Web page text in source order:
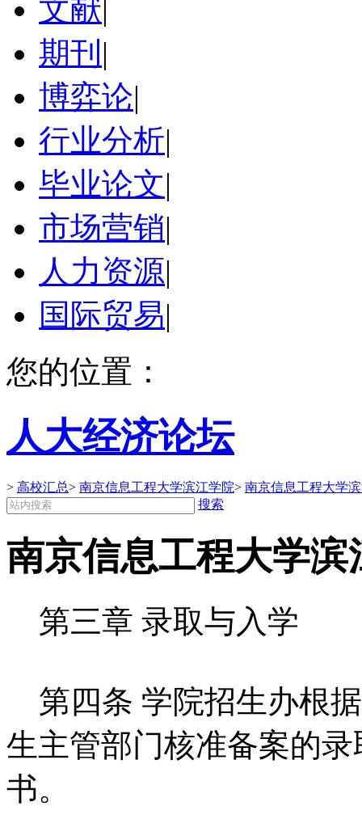
文献|
期刊 |
博弈论|
行业分析|
毕业论文|
市场营销|
人力资源|
国际贸易|
您的位置：
人大经济论坛
> 高校汇总> 南京信息工程大学滨江学院> 南京信息工程大学
搜索
南京信息工程大学
第三章 录取与入学
第四条 学院招生办根
生主管部门核准备案的
书。